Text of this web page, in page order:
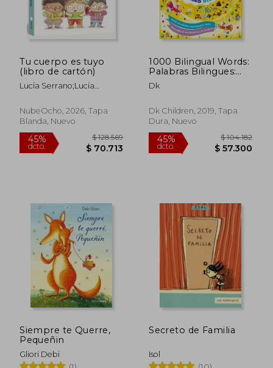
dcto. $ 72.192 dcto. $
Tu cuerpo es tuyo
(libro de cartón)
Lucía Serrano;Lucía
NubeOcho, 2026, Tapa
Blanda, Nuevo
1000 Bilingual Words:
Palabras Bilingues:
Desarolla el
Vocabulario y la
Dk
Dk Children, 2019, Tapa
Dura, Nuevo
Siempre te Querre,
Pequeñin
Gliori Debi
Secreto de Familia
Isol